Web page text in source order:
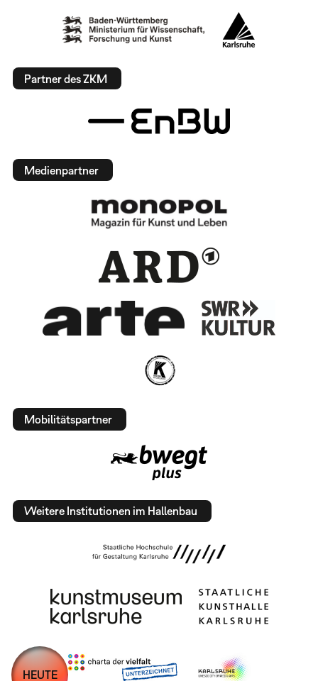
Partner des ZKM
Medienpartner
Mobilitätspartner
Weitere Institutionen im Hallenbau
HEUTE